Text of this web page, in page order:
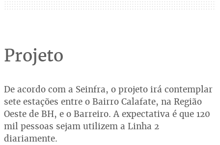
Projeto
De acordo com a Seinfra, o projeto irá contemplar
sete estações entre o Bairro Calafate, na Região
Oeste de BH, e o Barreiro. A expectativa é que 120
mil pessoas sejam utilizem a Linha 2
diariamente.